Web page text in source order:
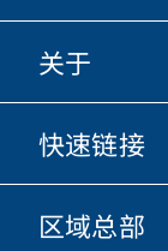
抖音
快手
优酷
微信
关于
关于我们
商业行为准则
职业发展
快速链接
唐纳森电商网站
区域总部